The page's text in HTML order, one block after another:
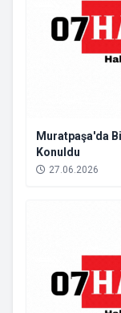
Muratpaşa'da
Konuldu
27.06.2026